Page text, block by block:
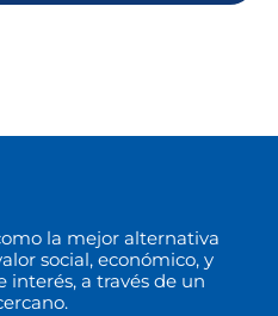
la mejor alternativa
social, económico, y
interés, a través de un